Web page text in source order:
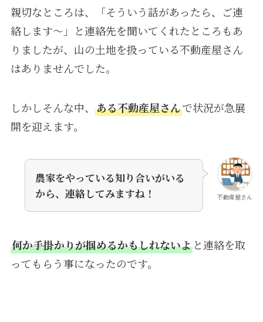
親切なところは、「そういう話があったら、ご連
絡します～」と連絡先を聞いてくれたところもあ
りましたが、山の土地を扱っている不動産屋さん
はありませんでした。
しかしそんな中、 ある不動産屋さんで状況が急展
開を迎えます。
不動産屋さん
農家をやっている知り合いがいる
から、連絡してみますね！
何か手掛かりが掴めるかもしれないよと連絡を取
ってもらう事になったのです。